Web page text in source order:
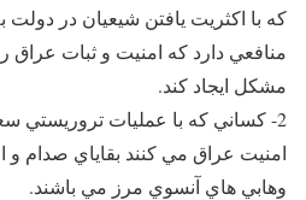
که با اکثريت يافتن شيعيان در
منافعي دارد که امنيت و ثبات عراق
مشکل ايجاد کند.
2- کساني که با عمليات تروريستي
امنيت عراق مي کنند بقاياي صدام
وهابي هاي آنسوي مرز مي باشند.